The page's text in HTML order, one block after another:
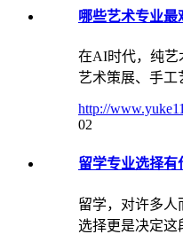
哪些艺术专业最
在AI时代，纯艺
艺术策展、手工
http://
02
留学专业选择有
留学，对许多人
选择更是决定这